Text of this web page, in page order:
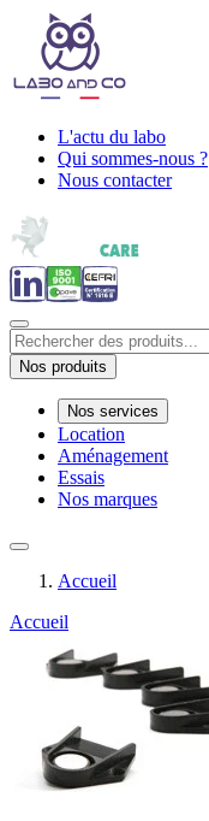
L'actu du labo
Qui sommes-nous ?
Nous contacter
Nos produits
Nos services
Location
Aménagement
Essais
Nos marques
Accueil
Accueil